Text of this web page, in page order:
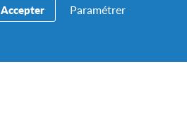
Accepter Paramétrer